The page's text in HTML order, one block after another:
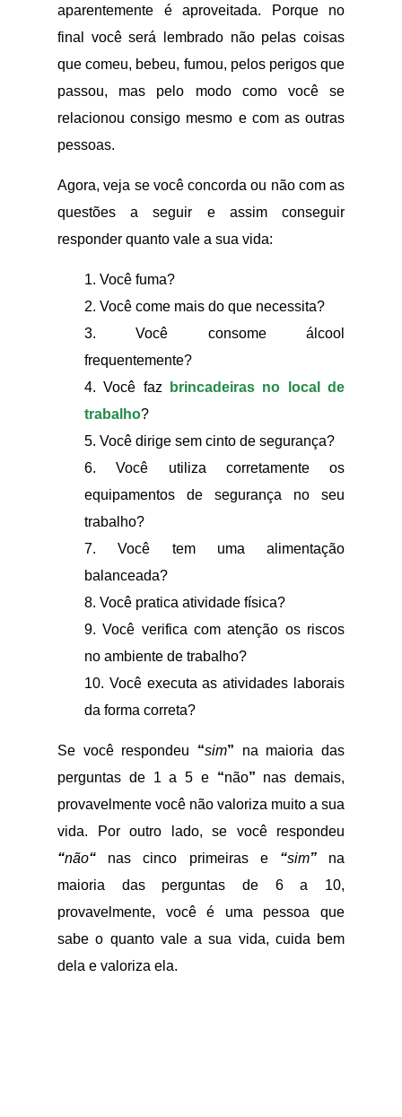
aparentemente é aproveitada. Porque no
final você será lembrado não pelas coisas
que comeu, bebeu, fumou, pelos perigos que
passou, mas pelo modo como você se
relacionou consigo mesmo e com as outras
pessoas.
Agora, veja se você concorda ou não com as
questões a seguir e assim conseguir
responder quanto vale a sua vida:
1. Você fuma?
2. Você come mais do que necessita?
3. Você consome álcool
frequentemente?
4. Você faz
brincadeiras no local de
trabalho?
5. Você dirige sem cinto de segurança?
6. Você utiliza corretamente os
equipamentos de segurança no seu
trabalho?
7. Você tem uma alimentação
balanceada?
8. Você pratica atividade física?
9. Você verifica com atenção os riscos
no ambiente de trabalho?
10. Você executa as atividades laborais
da forma correta?
Se você respondeu “sim” na maioria das
perguntas de 1 a 5 e “não” nas demais,
provavelmente você não valoriza muito a sua
vida. Por outro lado, se você respondeu
“não“ nas cinco primeiras e “sim”na
maioria das perguntas de 6 a 10,
provavelmente, você é uma pessoa que
sabe o quanto vale a sua vida, cuida bem
dela e valoriza ela.